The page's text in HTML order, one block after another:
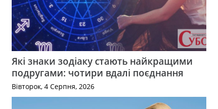
Які знаки зодіаку стають найкращими
подругами: чотири вдалі поєднання
Вівторок, 4 Серпня, 2026